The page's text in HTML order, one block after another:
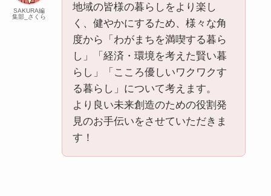
SAKURA編
集部_さくら
地域の皆様の暮らしをより楽し
く、健やかにするため、様々な角
度から「わがまちを満喫する暮ら
し」「経済・環境を考えた賢い暮
らし」「こころ優しいワクワクす
る暮らし」について考えます。
より良い未来創造のための役割発
見のお手伝いをさせていただきま
す！